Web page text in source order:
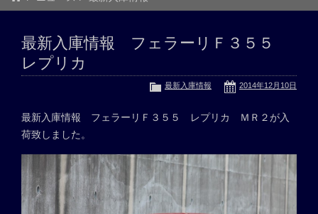
最新入庫情報 フェラーリＦ３５５
レプリカ
2014年12月10日
最新入庫情報
最新入庫情報 フェラーリＦ３５５ レプリカ ＭＲ２が入
荷致しました。